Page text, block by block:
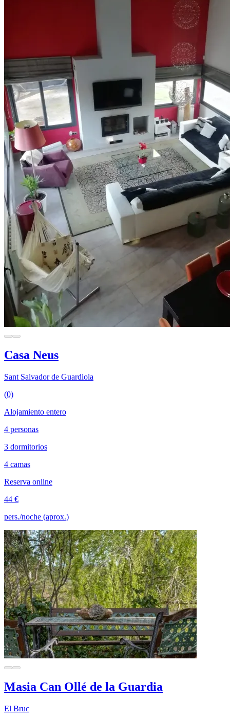
Casa Neus
Sant Salvador de Guardiola
(0)
Alojamiento entero
4 personas
3 dormitorios
4 camas
Reserva online
44 €
pers./noche (aprox.)
Masia Can Ollé de la Guardia
El Bruc